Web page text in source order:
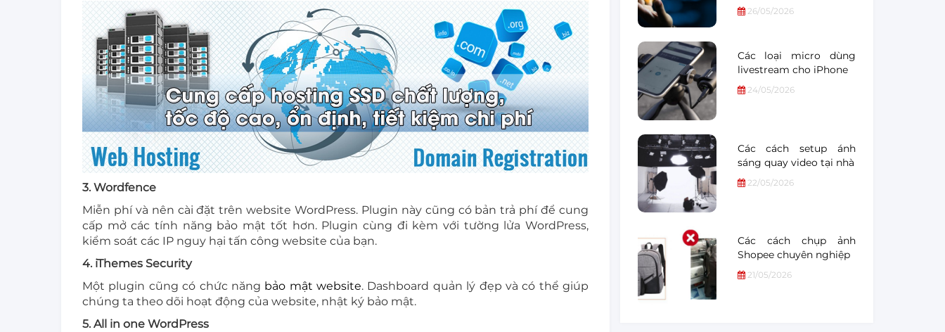
3. Wordfence
Miễn phí và nên cài đặt trên website WordPress. Plugin này cũng có bản trả phí để cung
cấp mở các tính năng bảo mật tốt hơn. Plugin cùng đi kèm với tường lửa WordPress,
kiểm soát các IP nguy hại tấn công website của bạn.
4. iThemes Security
Một plugin cũng có chức năng bảo mật website. Dashboard quản lý đẹp và có thể giúp
chúng ta theo dõi hoạt động của website, nhật ký bảo mật.
5. All in one WordPress
26/05/2026
Các loại micro dùng
livestream cho iPhone
24/05/2026
Các cách setup ánh
sáng quay video tại nhà
22/05/2026
Các cách chụp ảnh
Shopee chuyên nghiệp
21/05/2026